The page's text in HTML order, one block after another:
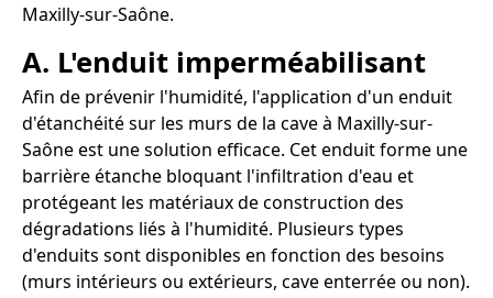
Maxilly-sur-Saône.
A. L'enduit imperméabilisant
Afin de prévenir l'humidité, l'application d'un enduit
d'étanchéité sur les murs de la cave à Maxilly-sur-
Saône est une solution efficace. Cet enduit forme une
barrière étanche bloquant l'infiltration d'eau et
protégeant les matériaux de construction des
dégradations liés à l'humidité. Plusieurs types
d'enduits sont disponibles en fonction des besoins
(murs intérieurs ou extérieurs, cave enterrée ou non).